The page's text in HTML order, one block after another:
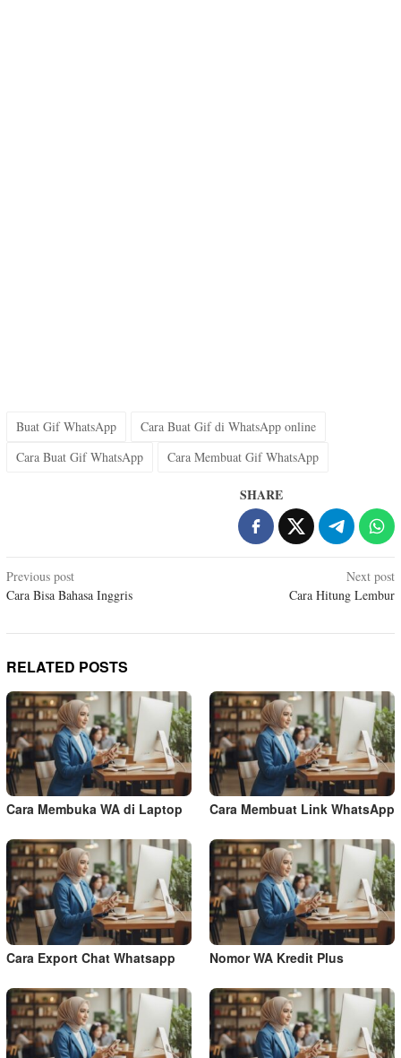
Buat Gif WhatsApp
Cara Buat Gif di WhatsApp online
Cara Buat Gif WhatsApp
Cara Membuat Gif WhatsApp
SHARE
Post
navigation
Previous post
Cara Bisa Bahasa Inggris
Next post
Cara Hitung Lembur
RELATED POSTS
Cara Membuka WA di Laptop Cara Membuat Link WhatsApp
Cara Export Chat Whatsapp Nomor WA Kredit Plus